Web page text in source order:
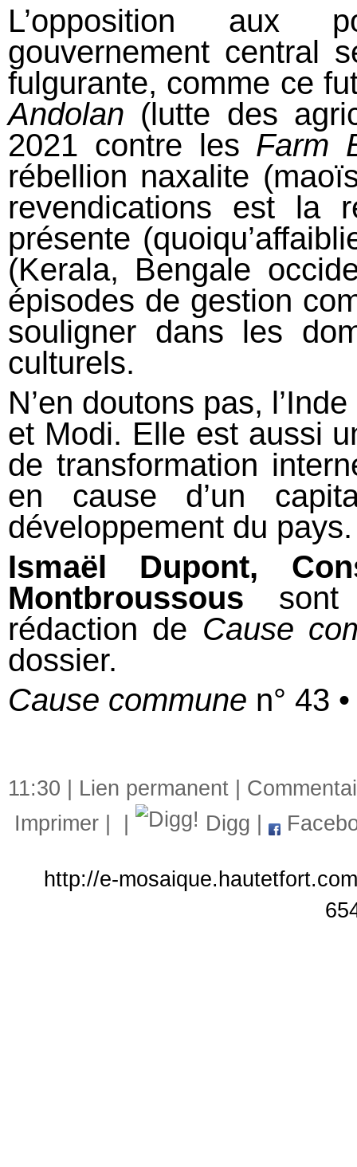
L’opposition aux
gouvernement central
fulgurante, comme ce
Andolan (lutte des
2021 contre les Farm
rébellion naxalite
revendications est la
présente
(Kerala, Bengale
épisodes de gestion
souligner dans les
culturels.
N’en doutons pas,
et Modi. Elle est aussi
de transformation
en cause d’un
développement du pays.
Ismaël Dupont,
Montbroussous sont
rédaction de Cause
dossier.
Cause commune n° 43
11:30 | Lien permanent
Imprimer
Digg
http://e-